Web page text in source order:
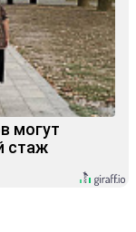
могут
стаж